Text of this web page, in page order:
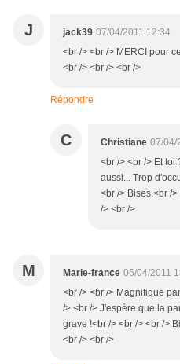
J jack39 07/04/2011 12:34
<br /> <br /> MERCI pour
<br /> <br /> <br />
Répondre
C Christiane 07/04/
<br /> <br /> Et
aussi... Trop
<br /> Bises.<br /
/> <br />
M Marie-france 06/04/2011
<br /> <br /> Magnifique
/> <br /> J'espère que la
grave !<br /> <br /> <br />
<br /> <br />